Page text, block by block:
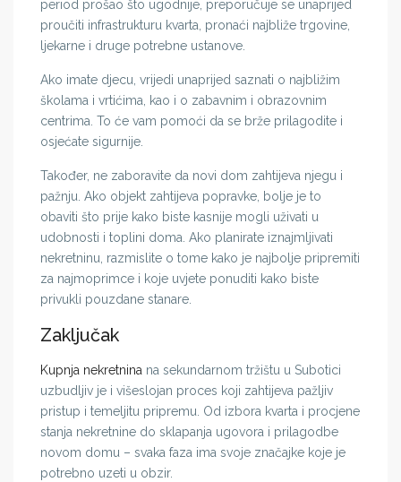
period prošao što ugodnije, preporučuje se unaprijed
proučiti infrastrukturu kvarta, pronaći najbliže trgovine,
ljekarne i druge potrebne ustanove.
Ako imate djecu, vrijedi unaprijed saznati o najbližim
školama i vrtićima, kao i o zabavnim i obrazovnim
centrima. To će vam pomoći da se brže prilagodite i
osjećate sigurnije.
Također, ne zaboravite da novi dom zahtijeva njegu i
pažnju. Ako objekt zahtijeva popravke, bolje je to
obaviti što prije kako biste kasnije mogli uživati u
udobnosti i toplini doma. Ako planirate iznajmljivati
nekretninu, razmislite o tome kako je najbolje pripremiti
za najmoprimce i koje uvjete ponuditi kako biste
privukli pouzdane stanare.
Zaključak
Kupnja nekretnina na sekundarnom tržištu u Subotici
uzbudljiv je i višeslojan proces koji zahtijeva pažljiv
pristup i temeljitu pripremu. Od izbora kvarta i procjene
stanja nekretnine do sklapanja ugovora i prilagodbe
novom domu – svaka faza ima svoje značajke koje je
potrebno uzeti u obzir.